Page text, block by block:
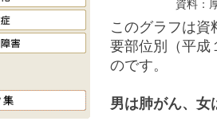
資料：
このグラフは資
要部位別（平成
のです。
男は肺がん、女